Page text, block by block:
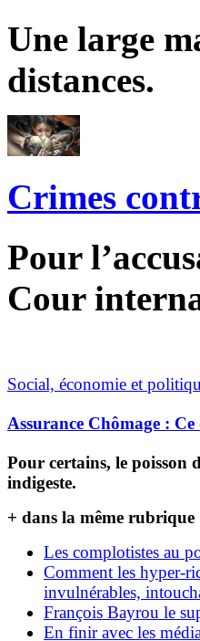
Une large
distances.
Crimes
Pour
Cour
Social, économie et
Assurance Chômage :
Pour certains, le poisson
indigeste.
+ dans la même rubrique
Les complotistes au
Comment les hyper-
invulnérables,
François Bayrou le
En finir avec les